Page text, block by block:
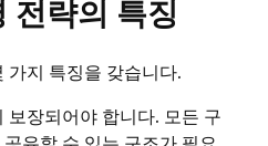
전략의 특징
가지 특징을 갖습니다.
보장되어야 합니다. 모든 구